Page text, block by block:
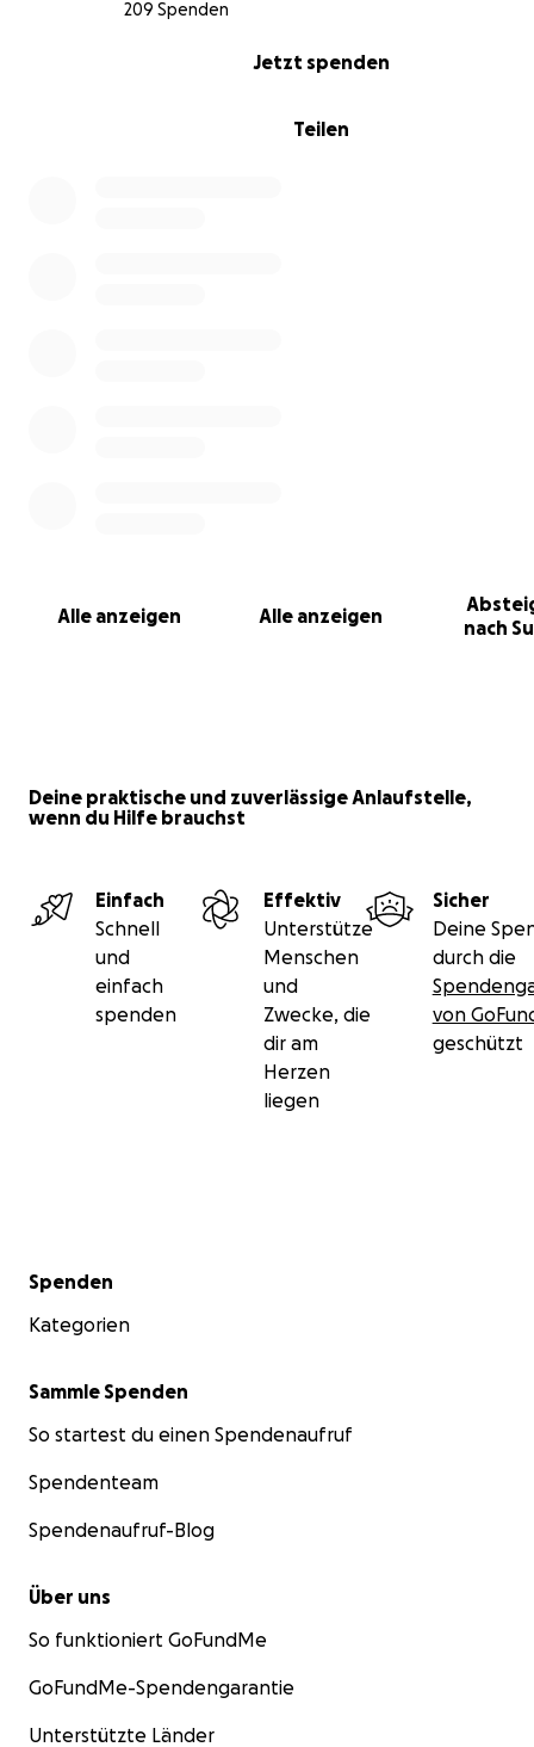
209 Spenden
Teilen
Jetzt spenden
Alle anzeigen Alle anzeigen
nach
gemacht. DANKE!!
Deine praktische und zuverlässige Anlaufstelle,
wenn du Hilfe brauchst
Einfach
Schnell
und
einfach
spenden
Effektiv
Unterstütze
Menschen
und
Zwecke, die
dir am
Herzen
liegen
Sicher
Deine
durch die
von
geschützt
Sekundärmenü
Spenden
Kategorien
Sammle Spenden
So startest du einen Spendenaufruf
Spendenteam
Spendenaufruf-Blog
Über uns
So funktioniert GoFundMe
GoFundMe-Spendengarantie
Unterstützte Länder